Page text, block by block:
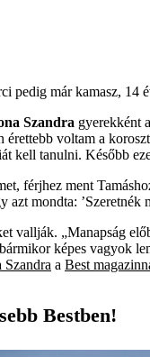
pedig már kamasz, 14
Szandra gyerekként
érettebb voltam a
kell tanulni. Később
férjhez ment
azt mondta:
vallják. „Manapság
képes vagyok
Szandra a Best
Bestben!